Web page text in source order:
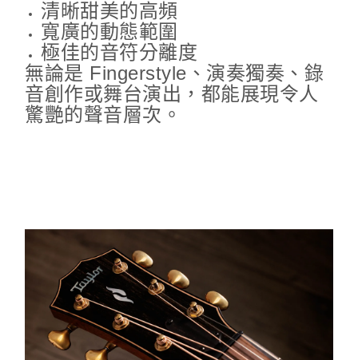
清晰甜美的高頻
寬廣的動態範圍
極佳的音符分離度
無論是 Fingerstyle、演奏獨奏、錄
音創作或舞台演出，都能展現令人
驚艷的聲音層次。